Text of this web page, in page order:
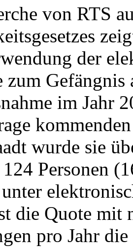
von RTS
der
Gefängnis
im Jahr
wurde sie
Personen
die Quote mit
pro Jahr